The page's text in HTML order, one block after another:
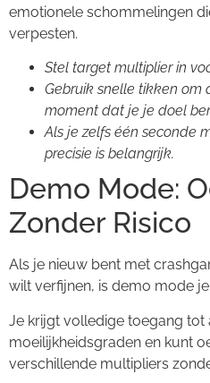
emotionele schommelingen
verpesten.
Stel target multiplier in
Gebruik snelle tikken om
moment dat je je doel
Als je zelfs één seconde
precisie is belangrijk.
Demo Mode:
Zonder Risico
Als je nieuw bent met
wilt verfijnen, is demo mode
Je krijgt volledige toegang tot
moeilijkheidsgraden en kunt
verschillende multipliers